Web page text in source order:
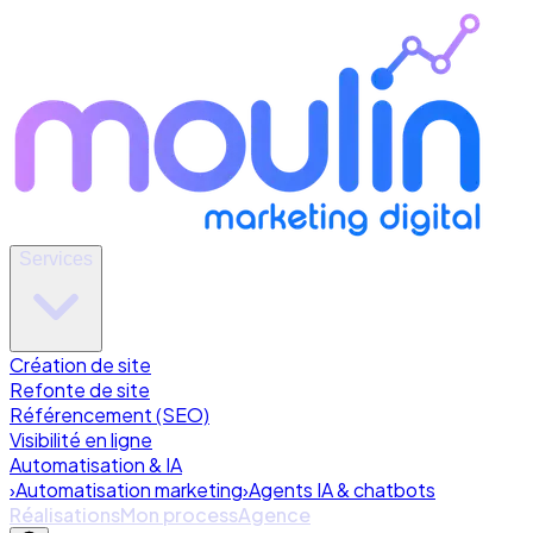
Services
Création de site
Refonte de site
Référencement (SEO)
Visibilité en ligne
Automatisation & IA
›Automatisation marketing›Agents IA & chatbots
RéalisationsMon processAgence